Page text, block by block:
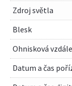
Zdroj světla
Blesk
Ohnisková
Datum a čas